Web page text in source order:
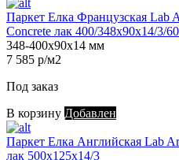
Паркет Елка Французская Lab
Concrete лак 400/348х90х14/3/
348-400х90х14 мм
7 585 р/м2
Под заказ
В корзину Добавлен
Паркет Елка Английская Lab
лак 500х125х14/3